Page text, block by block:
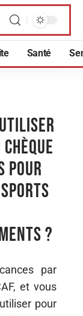
Santé
pour
?
par
et vous
pour